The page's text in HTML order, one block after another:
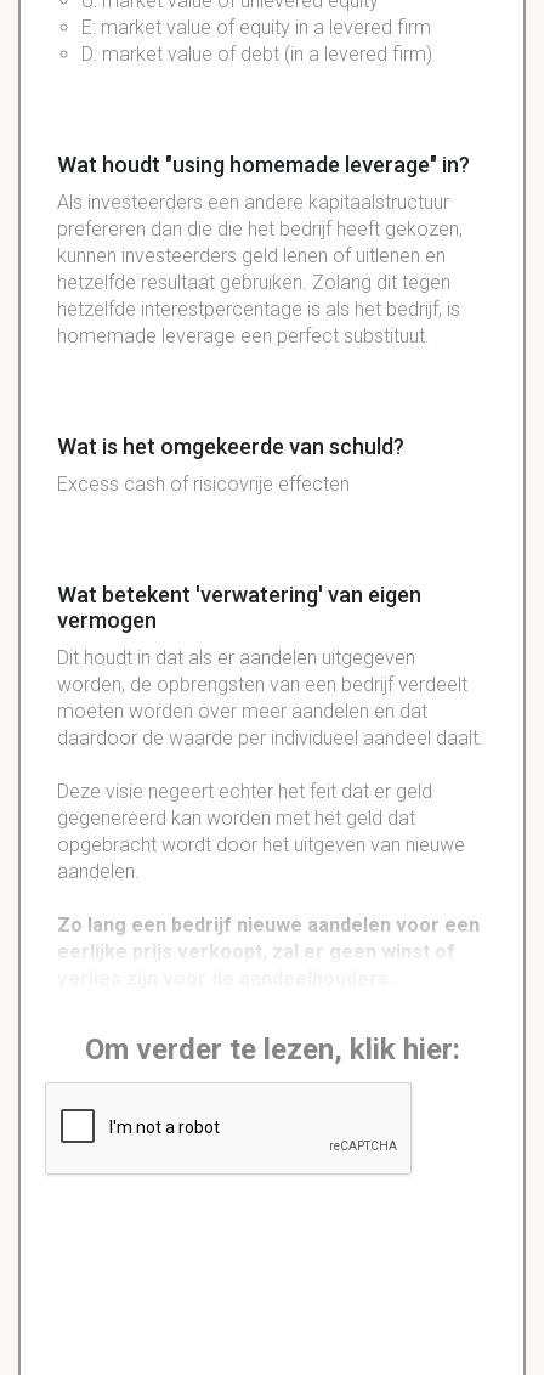
E: market value of equity in a levered firm
D: market value of debt (in a levered firm)
Wat houdt "using homemade leverage" in?
Als investeerders een andere kapitaalstructuur
prefereren dan die die het bedrijf heeft gekozen,
kunnen investeerders geld lenen of uitlenen en
hetzelfde resultaat gebruiken. Zolang dit tegen
hetzelfde interestpercentage is als het bedrijf, is
homemade leverage een perfect substituut.
Wat is het omgekeerde van schuld?
Excess cash of risicovrije effecten
Wat betekent 'verwatering' van eigen
vermogen
Dit houdt in dat als er aandelen uitgegeven
worden, de opbrengsten van een bedrijf verdeelt
moeten worden over meer aandelen en dat
daardoor de waarde per individueel aandeel daalt.
Deze visie negeert echter het feit dat er geld
gegenereerd kan worden met het geld dat
opgebracht wordt door het uitgeven van nieuwe
aandelen.
Zo lang een bedrijf nieuwe aandelen voor een
eerlijke prijs verkoopt, zal er geen winst of
Om verder te lezen, klik hier: